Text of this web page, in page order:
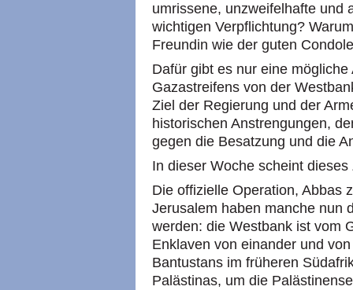
umrissene, unzweifelhafte und
wichtigen Verpflichtung?
Freundin wie der guten
Dafür gibt es nur eine
Gazastreifens von der
Ziel der Regierung und der
historischen Anstrengungen,
gegen die Besatzung und die
In dieser Woche scheint
Die offizielle Operation, Abbas
Jerusalem haben manche nun
werden: die Westbank ist vom
Enklaven von einander und
Bantustans im früheren
Palästinas, um die